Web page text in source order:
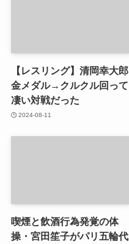
【レスリング】清岡幸大郎
金メダル→クルクル回って
凄い対戦だった
2024-08-11
喫煙と飲酒行為発覚の体
操・宮田笙子がパリ五輪代